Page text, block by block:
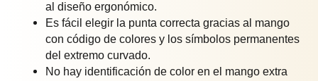
al diseño ergonómico.
Es fácil elegir la punta correcta gracias al mango
con código de colores y los símbolos permanentes
del extremo curvado.
No hay identificación de color en el mango extra